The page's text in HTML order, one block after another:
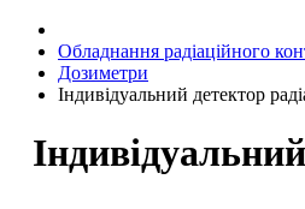
Обладнання радіаційного
Дозиметри
Індивідуальний детектор